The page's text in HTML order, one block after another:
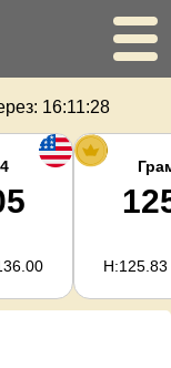
16:11:28